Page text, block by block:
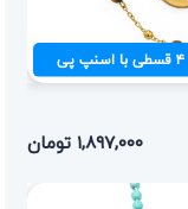
۴قسطی با اسنپ پی
۱,۸۹۷,۰۰۰ تومان